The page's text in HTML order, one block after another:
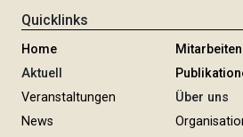
u
n
g
Quicklinks
Home
Aktuell
Veranstaltungen
News
Über uns